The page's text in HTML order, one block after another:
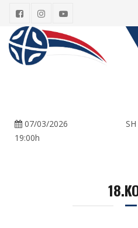
07/03/2026
19:00h